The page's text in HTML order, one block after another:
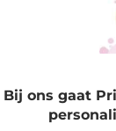
Bij ons gaat